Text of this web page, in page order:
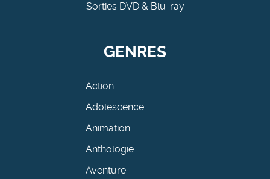
Sorties DVD & Blu-ray
GENRES
Action
Adolescence
Animation
Anthologie
Aventure